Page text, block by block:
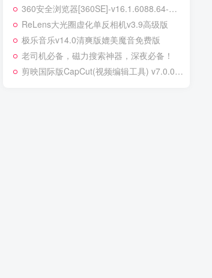
360安全浏览器[360SE]-v16.1.6088.64-绿化便携版
ReLens大光圈虚化单反相机v3.9高级版
极乐音乐v14.0清爽版媲美魔音免费版
老司机必备，磁力搜索神器，深夜必备！
剪映国际版CapCut(视频编辑工具) v7.0.0.2865 – 强大的全功能视频编辑应用程序